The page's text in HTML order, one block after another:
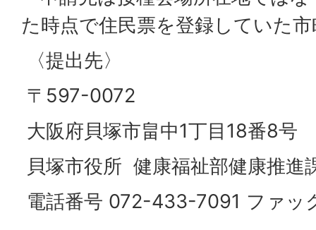
た時点で住民票を登録していた
〈提出先〉
〒597-0072
大阪府貝塚市畠中1丁目18番8号
貝塚市役所 健康福祉部健康推進
電話番号 072-433-7091 ファ